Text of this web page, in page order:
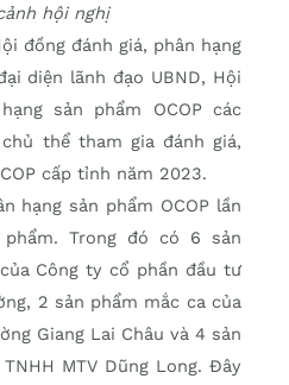
hội nghị
đồng đánh giá, phân hạng
diện lãnh đạo UBND, Hội
sản phẩm OCOP các
thể tham gia đánh giá,
cấp tỉnh năm 2023.
hạng sản phẩm OCOP lần
Trong đó có 6 sản
Công ty cổ phần đầu tư
2 sản phẩm mắc ca của
Giang Lai Châu và 4 sản
MTV Dũng Long. Đây